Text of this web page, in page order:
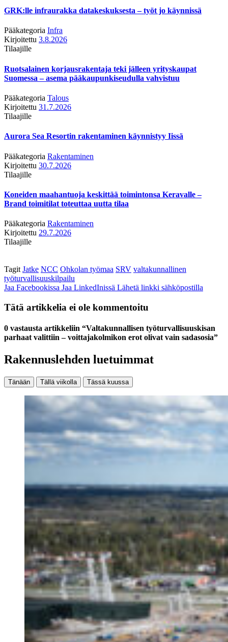
GRK:lle infraurakka datakeskuksesta – työt jo käynnissä
Pääkategoria Infra
Kirjoitettu 3.8.2026
Tilaajille
Ruotsalainen korjausrakentaja teki jälleen yrityskaupat
Suomessa – asema pääkaupunkiseudulla vahvistuu
Pääkategoria Talous
Kirjoitettu 31.7.2026
Tilaajille
Aurora Sea Resortin rakentaminen käynnistyy Iissä
Pääkategoria Rakentaminen
Kirjoitettu 30.7.2026
Tilaajille
Koneiden maahantuoja keskittää toimintonsa Keravalle –
Brand toimitilat toteuttaa uutta tilaa
Pääkategoria Rakentaminen
Kirjoitettu 29.7.2026
Tilaajille
Tagit Jatke NCC Ohkolan työmaa SRV valtakunnallinen
työturvallisuuskilpailu
Jaa Facebookissa Jaa LinkedInissä Lähetä linkki sähköpostilla
Tätä artikkelia ei ole kommentoitu
0 vastausta artikkeliin “Valtakunnallisen työturvallisuuskisan
parhaat valittiin – voittajakolmikon erot olivat vain sadasosia”
Rakennuslehden luetuimmat
Tänään Tällä viikolla Tässä kuussa